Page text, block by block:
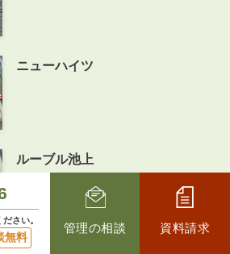
ニューハイツ
ルーブル池上
さい。
無料
管理の相談 資料請求